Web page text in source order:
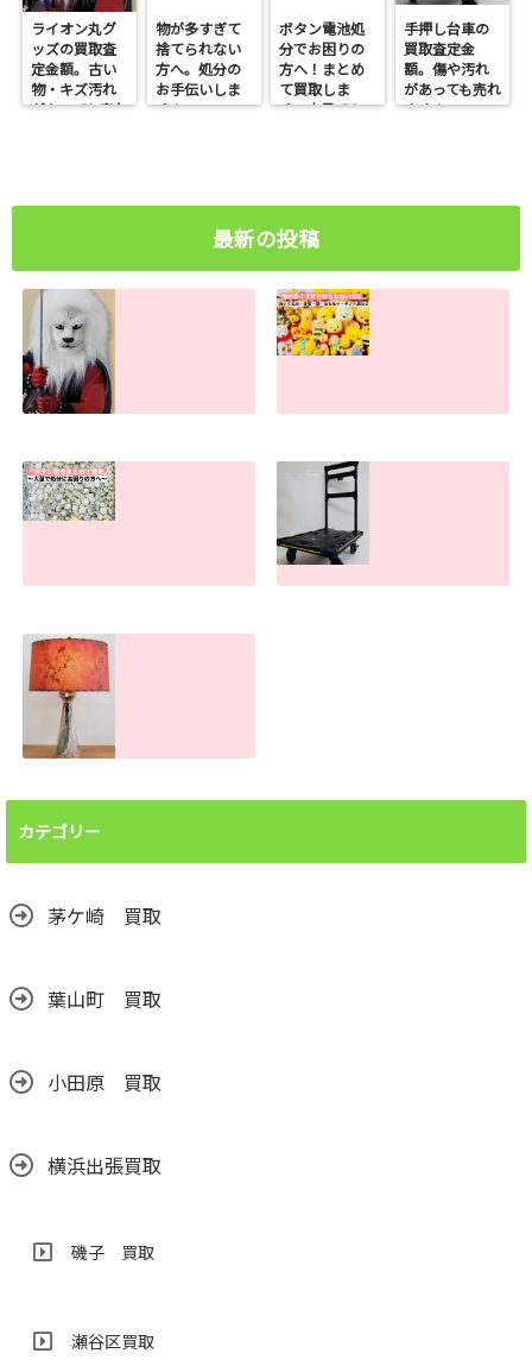
ライオン丸グ
ッズの買取査
定金額。古い
物・キズ汚れ
があっても売れ
物が多すぎて
捨てられない
方へ。処分の
お手伝いしま
す！
ボタン電池処
分でお困りの
方へ！まとめ
て買取しま
す。大量でも
手押し台車の
買取査定金
額。傷や汚れ
があっても売れ
ます！
最新の投稿
古い物・キズ汚れ
があっても売れま
す！
分のお手伝いしま
とめて買取しま
す。大量でもお任
せください
2026.07.22
取査定金額。処分
前に譲って頂けま
せんか？汚れても
売れます！
カテゴリー
茅ケ崎 買取
葉山町 買取
小田原 買取
横浜出張買取
磯子 買取
瀬谷区買取